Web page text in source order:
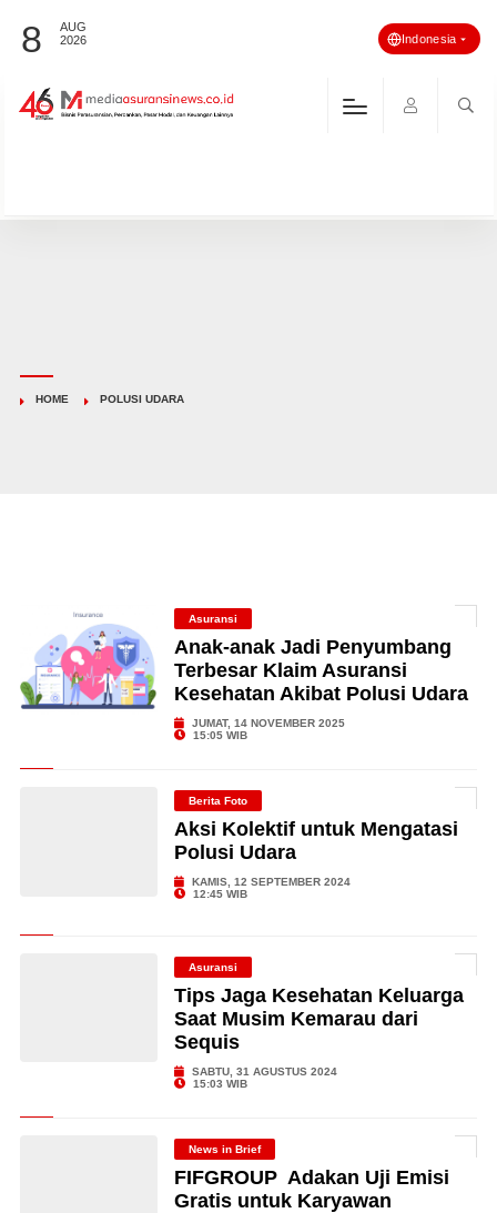
8
AUG
2026
Indonesia
HOME POLUSI UDARA
Asuransi
Anak-anak Jadi Penyumbang
Terbesar Klaim Asuransi
Kesehatan Akibat Polusi Udara
JUMAT, 14 NOVEMBER 2025
15:05 WIB
Berita Foto
Aksi Kolektif untuk Mengatasi
Polusi Udara
KAMIS, 12 SEPTEMBER 2024
12:45 WIB
Asuransi
Tips Jaga Kesehatan Keluarga
Saat Musim Kemarau dari
Sequis
SABTU, 31 AGUSTUS 2024
15:03 WIB
News in Brief
FIFGROUP Adakan Uji Emisi
Gratis untuk Karyawan